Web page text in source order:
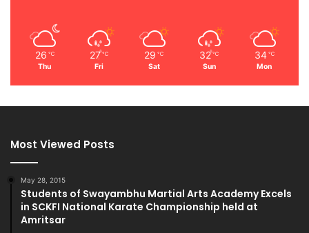
26 ℃
Thu
27 ℃
Fri
29 ℃
Sat
32 ℃
Sun
34 ℃
Mon
Most Viewed Posts
May 28, 2015
Students of Swayambhu Martial Arts Academy Excels
in SCKFI National Karate Championship held at
Amritsar